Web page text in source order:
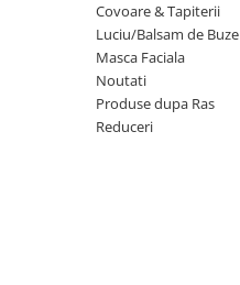
Balsam rufe
Detergent lichid
Detergent pudra
Covoare & Tapiterii
Luciu/Balsam de Buze
Masca Faciala
Noutati
Produse dupa Ras
Reduceri